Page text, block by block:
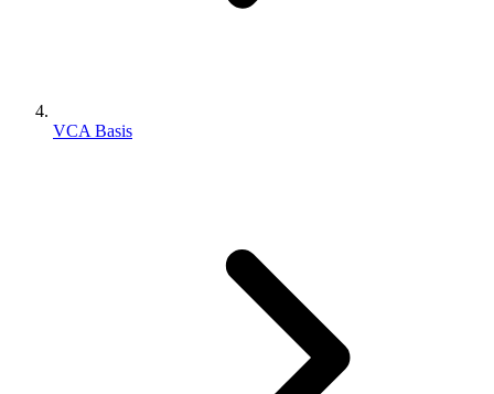
VCA Basis